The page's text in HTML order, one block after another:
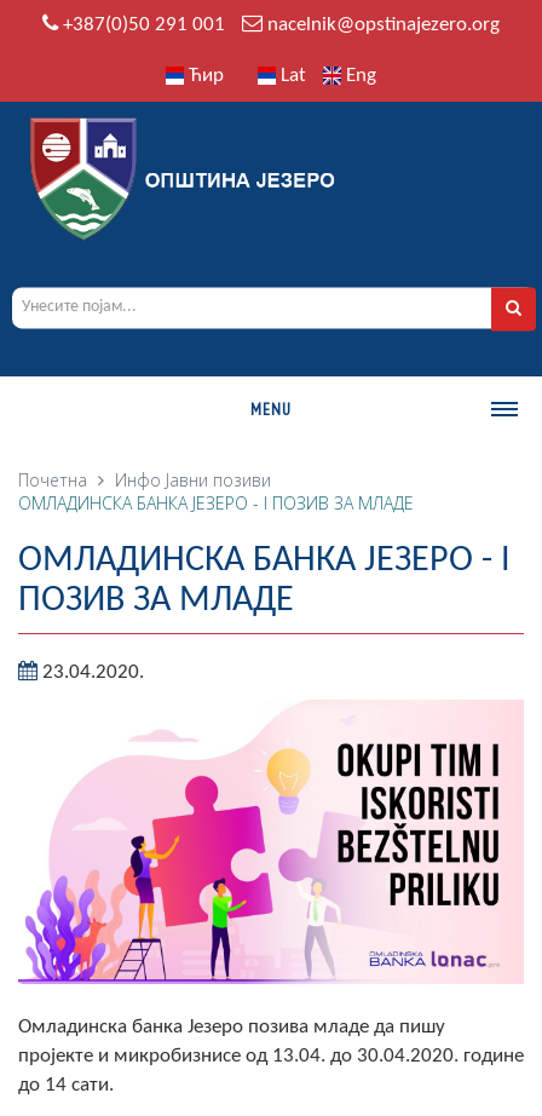
+387(0)50 291 001 nacelnik@opstinajezero.org
Ћир Lat Eng
MENU
О ОПШТИНИ
Географија
Насељена мјеста
Занимљивости
Фотогалерија
НАЧЕЛНИК
О Начелнику
Замјеник начелника
Извјештај о раду начелника
Статут Општине
Почетна Инфо Јавни позиви
ОМЛАДИНСКА БАНКА ЈЕЗЕРО - I ПОЗИВ ЗА МЛАДЕ
ОМЛАДИНСКА БАНКА ЈЕЗЕРО - I
ПОЗИВ ЗА МЛАДЕ
23.04.2020.
Омладинска банка Језеро позива младе да пишу
пројекте и микробизнисе од 13.04. до 30.04.2020. године
до 14 сати.